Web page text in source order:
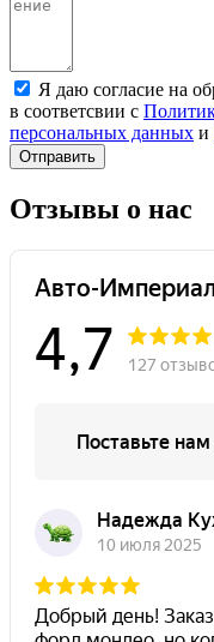
Я даю согласие на
в соответсвии с
персональных данных и
Отправить
Отзывы о нас